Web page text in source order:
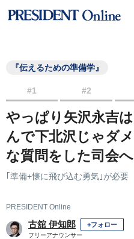
『伝えるための準備学』
#1 #2
やっぱり矢沢永吉
んで下北沢じゃダ
な質問をした司会
｢準備+懐に飛び込む勇気｣が必要
PRESIDENT Online
古舘 伊知郎 +フォロー
フリーアナウンサー